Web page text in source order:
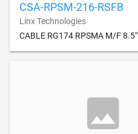
CSA-RPSM-216-RSFB
Linx Technologies
CABLE RG174 RPSMA M/F 8.5"